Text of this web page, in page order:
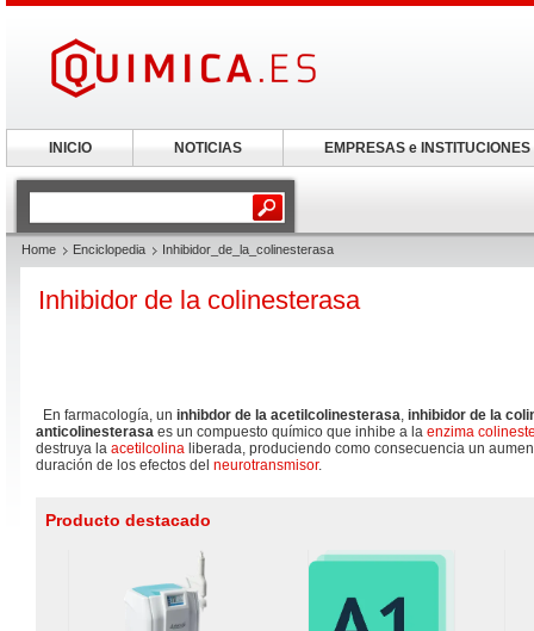
Home Enciclopedia Inhibidor_de_la_colinesterasa
Inhibidor de la colinesterasa
En farmacología, un inhibdor de la acetilcolinesterasa, inhibidor de la
anticolinesterasa es un compuesto químico que inhibe a la enzima
destruya la acetilcolina liberada, produciendo como consecuencia un
duración de los efectos del neurotransmisor.
Producto destacado
INICIO NOTICIAS EMPRESAS e INSTITUCIONES